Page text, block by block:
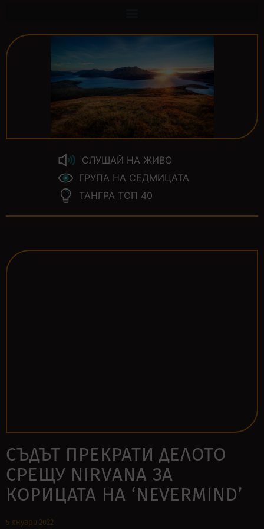
СЛУШАЙ НА ЖИВО
ГРУПА НА СЕДМИЦАТА
ТАНГРА ТОП 40
СЪДЪТ ПРЕКРАТИ ДЕЛОТО
СРЕЩУ NIRVANA ЗА
КОРИЦАТА НА ‘NEVERMIND’
5 януари 2022